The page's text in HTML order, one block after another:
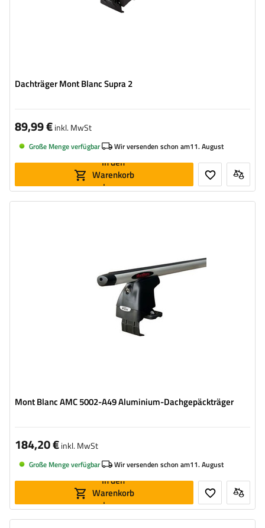
Dachträger Mont Blanc Supra 2
89,99 €inkl. MwSt
Große Menge verfügbar Wir versenden schon am11. August
In den
Warenkorb
legen
Mont Blanc AMC 5002-A49 Aluminium-Dachgepäckträger
184,20 €inkl. MwSt
Große Menge verfügbar Wir versenden schon am11. August
In den
Warenkorb
legen